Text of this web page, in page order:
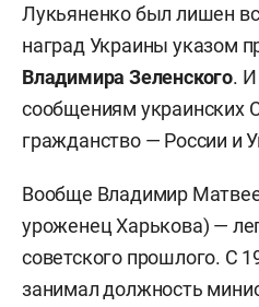
Лукьяненко был лишен
наград Украины указом
Владимира Зеленского. И
сообщениям
гражданство — России и
Вообще Владимир
уроженец Харькова) —
советского прошлого. С
занимал должность